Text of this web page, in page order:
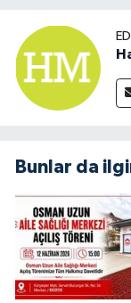
Bunlar da